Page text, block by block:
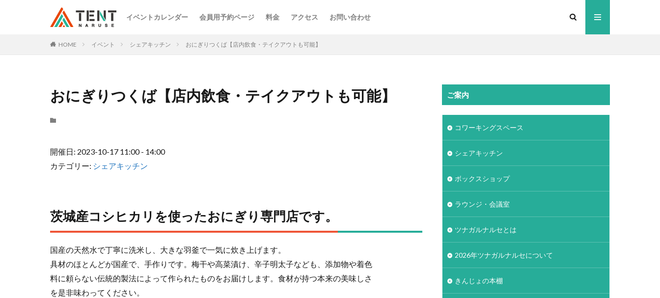
イベントカレンダー 会員用予約ページ 料金 アクセス お問い合わせ
HOME イベント シェアキッチン おにぎりつくば【店内飲食・テイクアウトも可能】
おにぎりつくば【店内飲食・テイクアウトも可能】
開催日: 2023-10-17 11:00 - 14:00
カテゴリー: シェアキッチン
茨城産コシヒカリを使ったおにぎり専門店です。
国産の天然⽔で丁寧に洗⽶し、⼤きな⽻釜で⼀気に炊き上げます。
具材のほとんどが国産で、⼿作りです。梅⼲や⾼菜漬け、⾟⼦明太⼦なども、添加物や着⾊
料に頼らない伝統的製法によって作られたものをお届けします。⾷材が持つ本来の美味しさ
を是⾮味わってください。
ご案内
コワーキングスペース
シェアキッチン
ボックスショップ
ラウンジ・会議室
ツナガルナルセとは
2026年ツナガルナルセについて
きんじょの本棚